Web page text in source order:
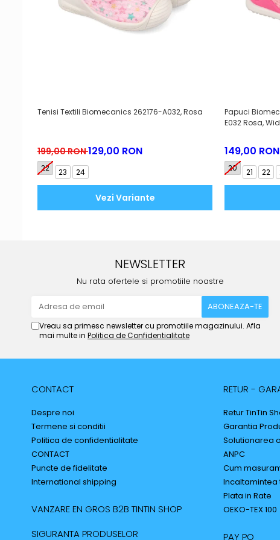
Tenisi Textili Biomecanics 262176-A032, Rosa
199,00 RON129,00 RON
22 23 24
Vezi Variante
Papuci
E032 Rosa,
149,00 RON
20 21 22
NEWSLETTER
Nu rata ofertele si promotiile noastre
Vreau sa primesc newsletter cu promotiile magazinului. Afla
mai multe in Politica de Confidentialitate
CONTACT
Despre noi
Termene si conditii
Politica de confidentialitate
CONTACT
Puncte de fidelitate
International shipping
VANZARE EN GROS B2B TINTIN SHOP
SIGURANTA PRODUSELOR
RETUR -
Retur TinTin
Garantia
Solutionarea
ANPC
Cum
Incaltamintea
Plata in Rate
OEKO-TEX 100
PAY PO